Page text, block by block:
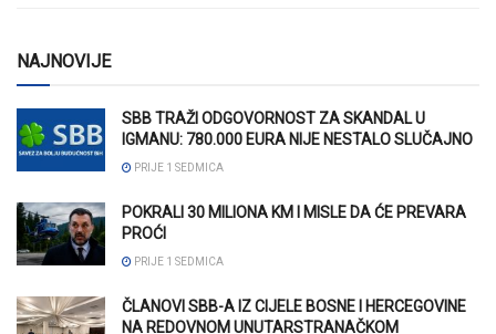
NAJNOVIJE
SBB TRAŽI ODGOVORNOST ZA SKANDAL U
IGMANU: 780.000 EURA NIJE NESTALO SLUČAJNO
PRIJE 1 SEDMICA
POKRALI 30 MILIONA KM I MISLE DA ĆE PREVARA
PROĆI
PRIJE 1 SEDMICA
ČLANOVI SBB-A IZ CIJELE BOSNE I HERCEGOVINE
NA REDOVNOM UNUTARSTRANAČKOM